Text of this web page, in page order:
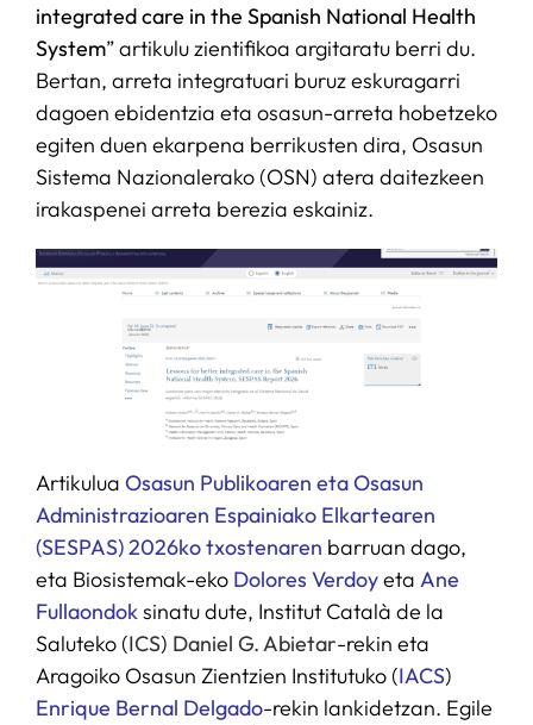
integrated care in the Spanish National Health
System” artikulu zientifikoa argitaratu berri du.
Bertan, arreta integratuari buruz eskuragarri
dagoen ebidentzia eta osasun-arreta hobetzeko
egiten duen ekarpena berrikusten dira, Osasun
Sistema Nazionalerako (OSN) atera daitezkeen
irakaspenei arreta berezia eskainiz.
Artikulua Osasun Publikoaren eta Osasun
Administrazioaren Espainiako Elkartearen
(SESPAS) 2026ko txostenaren barruan dago,
eta Biosistemak-eko Dolores Verdoyeta Ane
Fullaondoksinatu dute, Institut Català de la
Saluteko (ICS) Daniel G. Abietar-rekin eta
Aragoiko Osasun Zientzien Institutuko (IACS)
Enrique Bernal Delgado-rekin lankidetzan. Egile